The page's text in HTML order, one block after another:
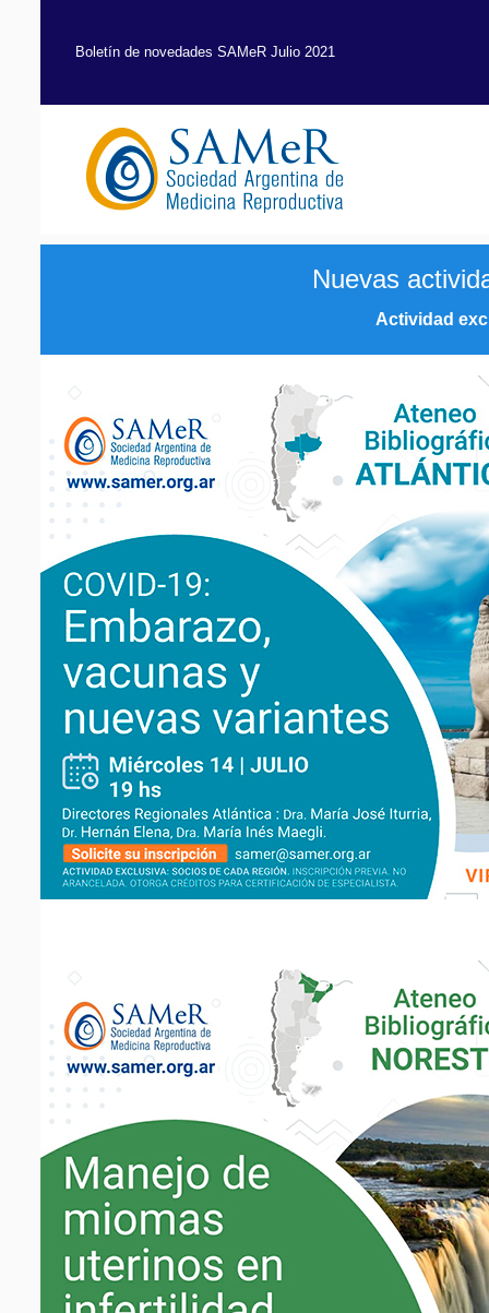
Boletín de novedades SAMeR Julio 2021
Nuevas
Actividad